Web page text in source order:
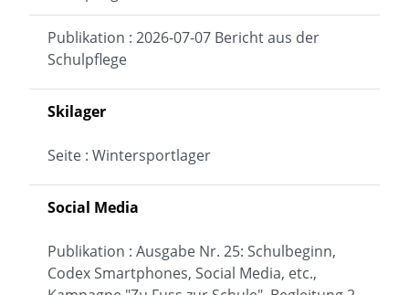
Publikation : 2026-07-07 Bericht aus der
Schulpflege
Skilager
Seite : Wintersportlager
Social Media
Publikation : Ausgabe Nr. 25: Schulbeginn,
Codex Smartphones, Social Media, etc.,